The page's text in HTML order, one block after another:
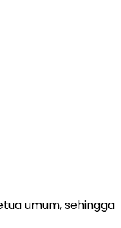
umum, sehingga